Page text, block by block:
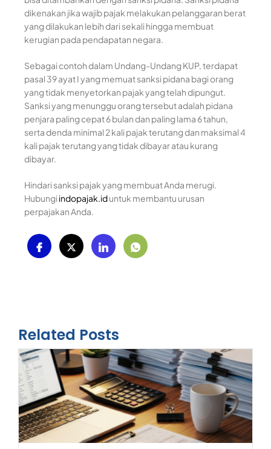
dikenakan jika wajib pajak melakukan pelanggaran berat
yang dilakukan lebih dari sekali hingga membuat
kerugian pada pendapatan negara.
Sebagai contoh dalam Undang-Undang KUP, terdapat
pasal 39 ayat I yang memuat sanksi pidana bagi orang
yang tidak menyetorkan pajak yang telah dipungut.
Sanksi yang menunggu orang tersebut adalah pidana
penjara paling cepat 6 bulan dan paling lama 6 tahun,
serta denda minimal 2 kali pajak terutang dan maksimal 4
kali pajak terutang yang tidak dibayar atau kurang
dibayar.
Hindari sanksi pajak yang membuat Anda merugi.
Hubungi indopajak.iduntuk membantu urusan
perpajakan Anda.
Related Posts